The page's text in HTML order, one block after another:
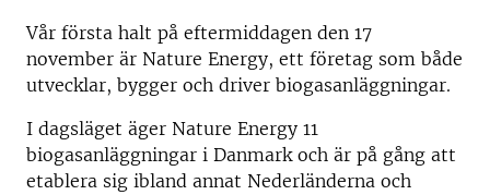
Vår första halt på eftermiddagen den 17
november är Nature Energy, ett företag som både
utvecklar, bygger och driver biogasanläggningar.
I dagsläget äger Nature Energy 11
biogasanläggningar i Danmark och är på gång att
etablera sig ibland annat Nederländerna och